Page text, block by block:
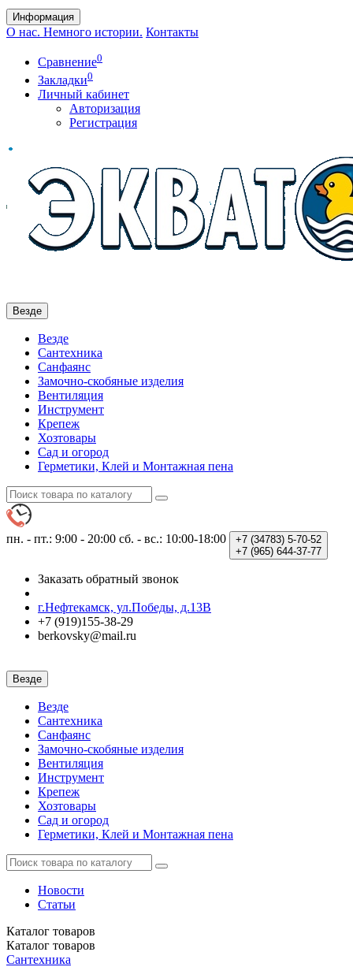
Информация
О нас. Немного истории. Контакты
Сравнение0
Закладки0
Личный кабинет
Авторизация
Регистрация
Везде
Везде
Сантехника
Санфаянс
Замочно-скобяные изделия
Вентиляция
Инструмент
Крепеж
Хозтовары
Сад и огород
Герметики, Клей и Монтажная пена
пн. - пт.: 9:00 - 20:00 сб. - вс.: 10:00-18:00 +7 (34783) 5-70-52
+7 (965) 644-37-77
Заказать обратный звонок
г.Нефтекамск, ул.Победы, д.13В
+7 (919)155-38-29
berkovsky@mail.ru
Везде
Везде
Сантехника
Санфаянс
Замочно-скобяные изделия
Вентиляция
Инструмент
Крепеж
Хозтовары
Сад и огород
Герметики, Клей и Монтажная пена
Новости
Статьи
Каталог товаров
Каталог товаров
Сантехника